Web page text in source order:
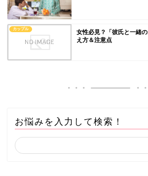
カップル
女性必見？「彼氏と一緒
え方＆注意点
お悩みを入力して検索！